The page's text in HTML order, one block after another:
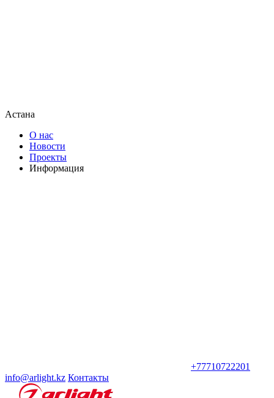
Астана
О нас
Новости
Проекты
Информация
+77710722201
info@arlight.kz Контакты